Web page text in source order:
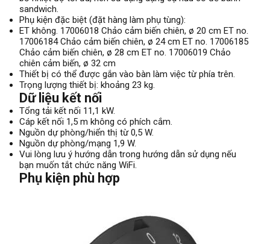
sandwich.
Phụ kiện đặc biệt (đặt hàng làm phụ tùng):
ET không. 17006018 Chảo cảm biến chiên, ø 20 cm ET no.
17006184 Chảo cảm biến chiên, ø 24 cm ET no. 17006185
Chảo cảm biến chiên, ø 28 cm ET no. 17006019 Chảo
chiên cảm biến, ø 32 cm
Thiết bị có thể được gắn vào bàn làm việc từ phía trên.
Trọng lượng thiết bị: khoảng 23 kg.
Dữ liệu kết nối
Tổng tải kết nối 11,1 kW.
Cáp kết nối 1,5 m không có phích cắm.
Nguồn dự phòng/hiển thị từ 0,5 W.
Nguồn dự phòng/mạng 1,9 W.
Vui lòng lưu ý hướng dẫn trong hướng dẫn sử dụng nếu
bạn muốn tắt chức năng WiFi.
Phụ kiện phù hợp